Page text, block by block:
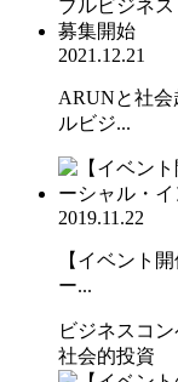
2021.12.21
ARUNと社
ルビジ...
2019.11.22
【イベント
ー...
ビジネスコ
社会的投資